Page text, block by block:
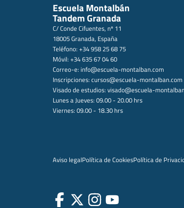
Escuela Montalbán
Tandem Granada
C/ Conde Cifuentes, nº 11
18005 Granada, España
Teléfono: +34 958 25 68 75
Móvil: +34 635 67 04 60
Correo-e: info@escuela-montalban.com
Inscripciones: cursos@escuela-montalban.com
Visado de estudios: visado@escuela-
Lunes a Jueves: 09.00 - 20.00 hrs
Viernes: 09.00 - 18.30 hrs
Aviso legalPolítica de CookiesPolítica de